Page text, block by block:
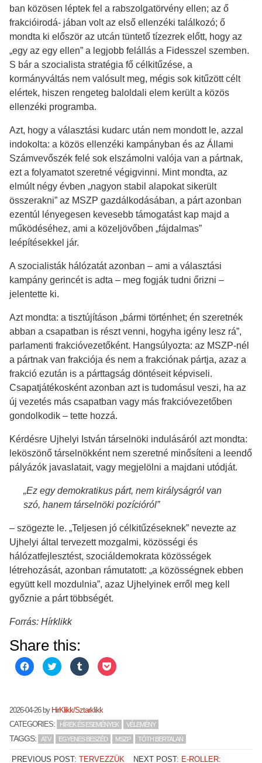
ban közösen léptek fel a rabszolgatörvény ellen; az ő
frakcióirodá- jában volt az első ellenzéki találkozó; ő
mondta ki először az utcán tüntető tízezrek előtt, hogy az
„egy az egy ellen” a legjobb felállás a Fidesszel szemben.
S bár a szocialista stratégia fő célkitűzése, a
kormányváltás nem valósult meg, mégis sok kitűzött célt
elértek, hiszen rengeteg baloldali elem került a közös
ellenzéki programba.
Azt, hogy a választási kudarc után nem mondott le, azzal
indokolta: a közös ellenzéki kampányban és az Állami
Számvevőszék felé sok elszámolni valója van a pártnak,
ezt a folyamatot szeretné végigvinni. Mint mondta, az
elmúlt négy évben „nagyon stabil alapokat sikerült
összerakni” az MSZP gazdálkodásában, a párt azonban
ezentúl lényegesen kevesebb támogatást kap majd a
működéséhez, ami a közeljövőben „fájdalmas”
leépítésekkel jár.
A szocialisták hálózatát azonban – ami a választási
kampány gerincét is adta – meg fogják tudni őrizni –
jelentette ki.
Azt mondta: a tisztújításon „bármi történhet; én szeretnék
abban a csapatban is részt venni, hogyha igény lesz rá”,
parlamenti frakcióvezetőként. Hangsúlyozta: az MSZP-nél
a pártnak van frakciója és nem a frakciónak pártja, azaz a
frakció ezután is a párttagság döntéseit képviseli.
Csapatjátékosként azonban azt is tudomásul veszi, ha az
új vezetés más csapatban vagy más frakcióvezetőben
gondolkodik – tette hozzá.
Kérdésre Ujhelyi István társelnöki indulásáról azt mondta:
leköszönő társelnökként nem szeretné minősíteni a leendő
pályázók javaslatait, vagy megjelölni a majdani utódját.
„Ez egy demokratikus párt, nem királyságról van
szó, hanem társelnöki pozícióról”
– szögezte le. „Teljesen jó célkitűzéseknek” nevezte az
Ujhelyi által tervezett mozgalmi, közösségi és
hálózatfejlesztést, szociáldemokrata közösségek
létrehozását, azonban rámutatott: „a közösségnek ebben
együtt kell mozdulnia”, azaz Ujhelyinek erről meg kell
győznie a párt többségét.
Forrás: Hírklikk
Share this:
C
l
o
s
h
a
r
e
n
C
l
o
s
h
a
r
e
n
C
l
o
s
h
a
r
e
n
C
l
h
a
r
e
n
2026-04-26by HirKlikk/Sztarklikk
CATEGORIES:
HÍREK ÉS ESEMÉNYEK VÉLEMÉNY
TAGGS: ATV EGYENES BESZÉD MSZP TÓTH BERTALAN
PREVIOUS POST:TERVEZZÜK
NEXT POST: E-ROLLER: